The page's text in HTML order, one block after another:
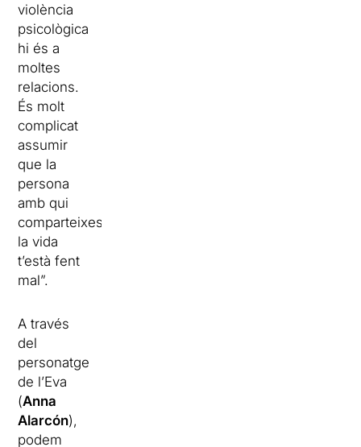
violència
psicològica
hi és a
moltes
relacions.
És molt
complicat
assumir
que la
persona
amb qui
comparteixes
la vida
t’està fent
mal”.
A través
del
personatge
de l’Eva
(Anna
Alarcón),
podem